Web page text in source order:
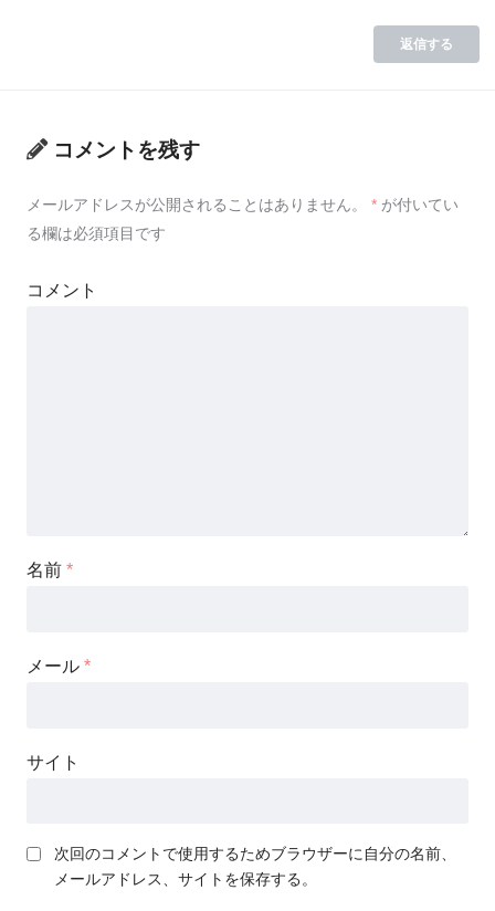
返信する
コメントを残す
メールアドレスが公開されることはありません。 * が付いてい
る欄は必須項目です
コメント
名前 *
メール *
サイト
次回のコメントで使用するためブラウザーに自分の名前、
メールアドレス、サイトを保存する。